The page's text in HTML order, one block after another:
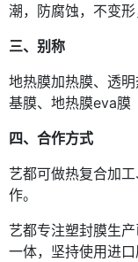
潮，防腐蚀，不变形
三、别称
地热膜加热膜、透
基膜、地热膜eva膜
四、合作方式
艺都可做热复合加
作。
艺都专注塑封膜生
一体，坚持使用进